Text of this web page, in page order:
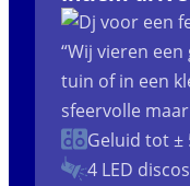
“Wij vieren
tuin of in een
sfeervolle
Geluid tot ±
4 LED